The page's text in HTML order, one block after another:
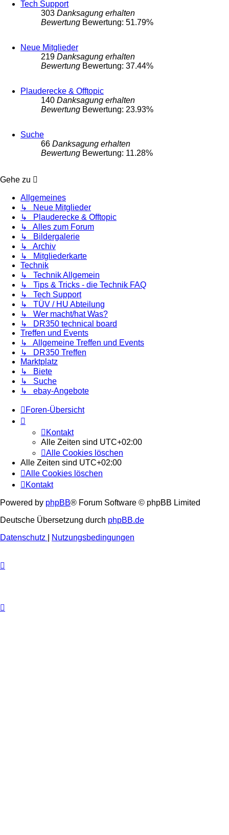
Tech Support
303 Danksagung erhalten
Bewertung Bewertung: 51.79%
Neue Mitglieder
219 Danksagung erhalten
Bewertung Bewertung: 37.44%
Plauderecke & Offtopic
140 Danksagung erhalten
Bewertung Bewertung: 23.93%
Suche
66 Danksagung erhalten
Bewertung Bewertung: 11.28%
Gehe zu
Allgemeines
↳ Neue Mitglieder
↳ Plauderecke & Offtopic
↳ Alles zum Forum
↳ Bildergalerie
↳ Archiv
↳ Mitgliederkarte
Technik
↳ Technik Allgemein
↳ Tips & Tricks - die Technik FAQ
↳ Tech Support
↳ TÜV / HU Abteilung
↳ Wer macht/hat Was?
↳ DR350 technical board
Treffen und Events
↳ Allgemeine Treffen und Events
↳ DR350 Treffen
Marktplatz
↳ Biete
↳ Suche
↳ ebay-Angebote
Foren-Übersicht
Kontakt
Alle Zeiten sind UTC+02:00
Alle Cookies löschen
Alle Zeiten sind UTC+02:00
Alle Cookies löschen
Kontakt
Powered by phpBB® Forum Software © phpBB Limited
Deutsche Übersetzung durch phpBB.de
Datenschutz
Nutzungsbedingungen